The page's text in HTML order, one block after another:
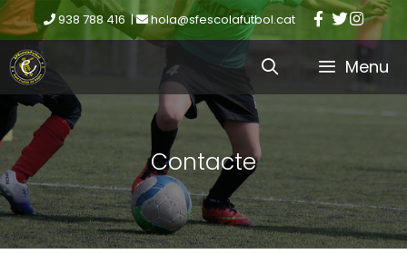
938 788 416 | hola@sfescolafutbol.cat
Menu
Contacte